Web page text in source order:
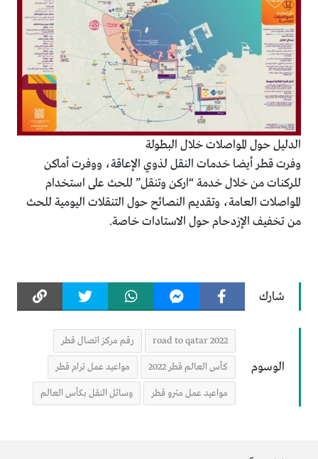
الدليل حول المواصلات خلال البطولة
وفرت قطر أيضا خدمات النقل لذوي الإعاقة، ووفرت أماكن
للركنات من خلال خدمة “اركن وتنقل” للحث على استخدام
المواصلات العامة، وتقديم النصائح حول التنقلات اليومية للحث
من تخفيف الإزدحام حول الاستادات خاصة.
شارك
الوسوم
road to qatar 2022 رقم مركز اتصال قطر
كأس العالم قطر 2022 مواعيد عمل ترام قطر
مواعيد عمل مترو قطر وسائل النقل بكأس العالم